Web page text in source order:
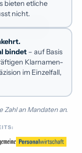
bieten etliche
nicht.
bindet – auf Basis
Klarnamen-
im Einzelfall,
an Mandaten an.